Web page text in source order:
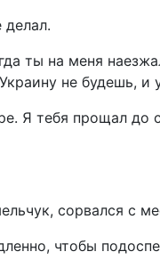
ты на меня
не будешь, и
Я тебя прощал до
сорвался с
чтобы